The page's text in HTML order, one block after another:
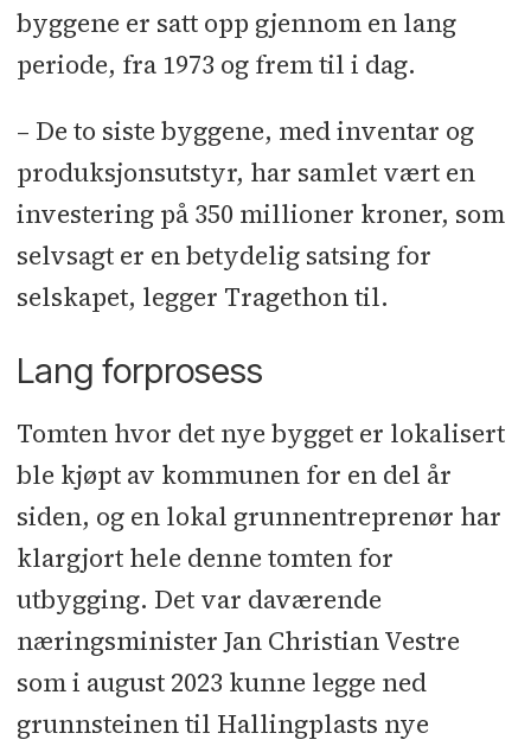
byggene er satt opp gjennom en lang
periode, fra 1973 og frem til i dag.
– De to siste byggene, med inventar og
produksjonsutstyr, har samlet vært en
investering på 350 millioner kroner, som
selvsagt er en betydelig satsing for
selskapet, legger Tragethon til.
Lang forprosess
Tomten hvor det nye bygget er lokalisert
ble kjøpt av kommunen for en del år
siden, og en lokal grunn­entreprenør har
klargjort hele denne tomten for
utbygging. Det var daværende
næringsminister Jan Christian Vestre
som i august 2023 kunne legge ned
grunnsteinen til Hallingplasts nye